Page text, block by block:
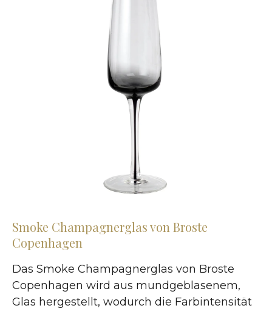
Smoke Champagnerglas von Broste
Copenhagen
Das Smoke Champagnerglas von Broste
Copenhagen wird aus mundgeblasenem,
Glas hergestellt, wodurch die Farbintensität